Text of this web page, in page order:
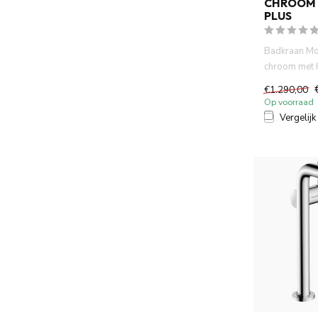
PLUS
Badkraan
chroom met
PVD met
thermostatis...
€1.290,00
Op voorraad
Vergelijk